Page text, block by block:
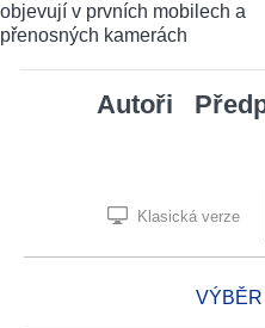
Autoři
Klasická verze
VÝBĚR